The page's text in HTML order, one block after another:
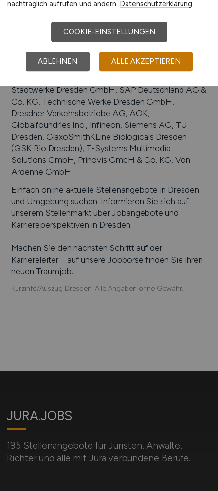
Einzelhandel
Beliebte Arbeitgeber inDresden, die attraktive
Jobangebote bieten
Ostsächsische Sparkasse
Dresden, VEM Sachsenwerk GmbH, Elbe
Stadtwerke Dresden GmbH, SAP Deutschland AG &
Co. KG, Technische Werke Dresden GmbH,
Dresdner Verkehrsbetriebe AG, AOK,
Globalfoundries Inc., Infineon, Siemens AG, TU
Dresden, GlaxoSmithKLine Biologicals Dresden
(GSK Bio Dresden), T-Systems Multimedia
Solutions GmbH, Prinovis GmbH & Co. KG, Von
Ardenne GmbH
Einfach online aktuelle Stellenangebote in Dresden
und Umgebung suchen. Informieren Sie sich auf
unserem Stellenmarkt über Jobangebote und
Karriereperspektiven in Dresden.
Machen Sie den nächsten Schritt auf der
Karriereleiter – auf unsere Jobbörse finden Sie ihren
neuen Traumjob.
Kurzinfo/Auszug Dresden. Alle Angaben ohne Gewähr.
JURA.JOBS
195 Stellenangebote für Juristen, Anwälte,
Richter und alle mit Jura verbundene Berufe.
nachträglich aufrufen und ändern. Datenschutzerklärung
COOKIE-EINSTELLUNGEN
ABLEHNEN ALLE AKZEPTIEREN